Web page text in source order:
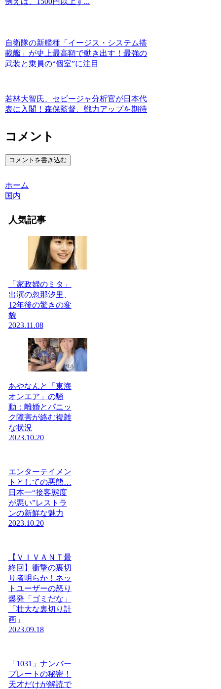
自衛隊の新艦種「イージス・システム搭
載艦」が史上最高額で動き出す！最強の
武装と乗員の“個室”に注目
若林大智氏、セビージャ分析官が日本代
表に入閣！森保監督、戦力アップを期待
コメント
コメントを書き込む
ホーム
国内
人気記事
「家政婦のミタ」
出演の忽那汐里、
12年後の驚きの変
貌
2023.11.08
あやなんと「東海
オンエア」の騒
動：離婚とパニッ
ク障害が絡む複雑
な状況
2023.10.20
エンターテイメン
トとしての悪態…
日本一“接客態度
が悪い”レストラ
ンの新鮮な魅力
2023.10.20
【ＶＩＶＡＮＴ最
終回】衝撃の裏切
り者明らか！ネッ
トユーザーの怒り
爆発「ゴミだな」
「壮大な裏切り計
画」
2023.09.18
「1031」ナンバー
プレートの秘密！
天才だけが解読で